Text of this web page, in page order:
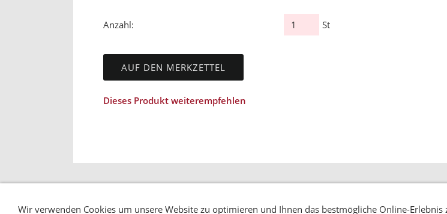
Anzahl: St
AUF DEN MERKZETTEL
Dieses Produkt weiterempfehlen
AGB DATENSCHUTZ HAFTUNGSAUSSCHLUSS VERSANDBEDINGUNGEN
Wir verwenden Cookies um unsere Website zu optimieren und Ihnen das bestmögliche Online-Erlebnis